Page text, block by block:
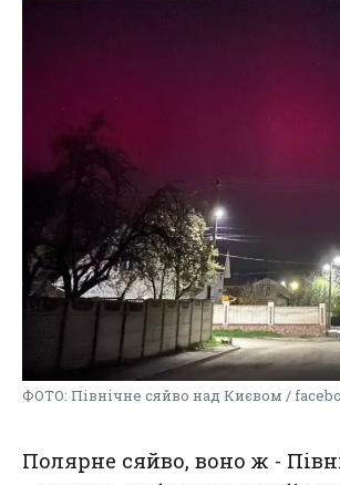
ФОТО: Північне сяйво над Києвом /
Полярне сяйво, воно ж -